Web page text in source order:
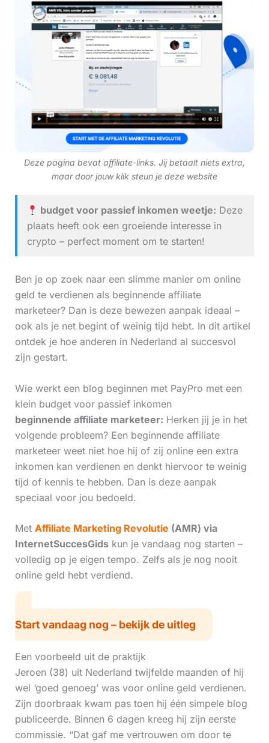
Deze pagina bevat affiliate-links. Jij betaalt niets extra,
maar door jouw klik steun je deze website
budget voor passief inkomen weetje: Deze
plaats heeft ook een groeiende interesse in
crypto – perfect moment om te starten!
Ben je op zoek naar een slimme manier om online
geld te verdienen als beginnende affiliate
marketeer? Dan is deze bewezen aanpak ideaal –
ook als je net begint of weinig tijd hebt. In dit artikel
ontdek je hoe anderen in Nederland al succesvol
zijn gestart.
Wie werkt een blog beginnen met PayPro met een
klein budget voor passief inkomen
beginnende affiliate marketeer: Herken jij je in het
volgende probleem? Een beginnende affiliate
marketeer weet niet hoe hij of zij online een extra
inkomen kan verdienen en denkt hiervoor te weinig
tijd of kennis te hebben. Dan is deze aanpak
speciaal voor jou bedoeld.
Met Affiliate Marketing Revolutie (AMR) via
InternetSuccesGidskun je vandaag nog starten –
volledig op je eigen tempo. Zelfs als je nog nooit
online geld hebt verdiend.
Start vandaag nog – bekijk de uitleg
Een voorbeeld uit de praktijk
Jeroen (38) uit Nederland twijfelde maanden of hij
wel ‘goed genoeg’ was voor online geld verdienen.
Zijn doorbraak kwam pas toen hij één simpele blog
publiceerde. Binnen 6 dagen kreeg hij zijn eerste
commissie. “Dat gaf me vertrouwen om door te